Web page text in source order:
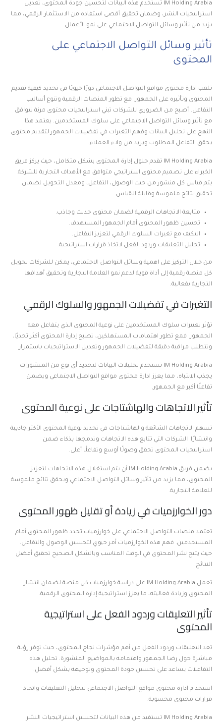
IM Holding Arabia تستخدم هذه البيانات لتحسين جودة المحتوى، تعديل
استراتيجيات النشر، وضمان تحقيق أقصى استفادة من الاستثمار الرقمي، مما
يزيد من تأثير وسائل التواصل الاجتماعي على نمو الأعمال.
تأثير وسائل التواصل الاجتماعي على
المحتوى
تلعب ادارة محتوى مواقع التواصل الاجتماعي دورًا حيويًا في تحديد كيفية تقديم
المحتوى وتأثيره على الجمهور. مع تطور المنصات الرقمية وتنوع أساليب
التفاعل، أصبح من الضروري للشركات تبني استراتيجيات محتوى مرنة تتوافق
مع تأثير وسائل التواصل الاجتماعي على سلوك المستخدمين. يعتمد هذا
النهج على تحليل البيانات وفهم التغيرات في تفضيلات الجمهور لتقديم محتوى
يحقق التفاعل المطلوب ويزيد من ولاء العملاء.
IM Holding Arabia تقدم حلول إدارة المحتوى بشكل متكامل، حيث يركز فريق
الخبراء على تصميم محتوى استراتيجي متوافق مع الأهداف التجارية للشركة.
يتم قياس كل منشور من حيث الوصول، التفاعل، ومعدل التحويل لضمان
تحقيق نتائج ملموسة وقابلة للقياس.
متابعة الاتجاهات الرقمية لضمان محتوى حديث وجاذب.
تحسين ظهور المحتوى أمام الجمهور المستهدف.
التكيف مع تغيرات السلوك الرقمي لتعزيز التفاعل.
تحليل التعليقات وردود الفعل لاتخاذ قرارات استراتيجية.
من خلال التركيز على اهمية وسائل التواصل الاجتماعي، يمكن للشركات تحويل
كل منصة رقمية إلى أداة قوية لدعم نمو العلامة التجارية وتحقيق أهدافها
التجارية بفعالية.
التغيرات في تفضيلات الجمهور والسلوك الرقمي
تؤثر تغييرات سلوك المستخدمين على نوعية المحتوى الذي يتفاعل معه
الجمهور. فمع تطور اهتمامات المستهلكين، تصبح إدارة المحتوى أكثر تحديًا،
وتتطلب مراقبة دقيقة لتفضيلات الجمهور وتعديل الاستراتيجيات باستمرار.
IM Holding Arabia تستخدم تحليلات البيانات لتحديد أي نوع من المنشورات
يجذب الانتباه، مما يعزز ادارة محتوى مواقع التواصل الاجتماعي ويضمن
تفاعلًا أكبر مع الجمهور.
تأثير الاتجاهات والهاشتاجات على نوعية المحتوى
تسهم الاتجاهات الشائعة والهاشتاجات في تحديد نوعية المحتوى الأكثر جاذبية
وانتشارًا. الشركات التي تتابع هذه الاتجاهات وتدمجها بذكاء ضمن
استراتيجيات المحتوى تحقق وصولًا أوسع وتفاعلًا أعلى.
يضمن فريق IM Holding Arabia أن يتم استغلال هذه الاتجاهات لتعزيز
المحتوى، مما يزيد من تأثير وسائل التواصل الاجتماعي ويحقق نتائج ملموسة
للعلامة التجارية.
دور الخوارزميات في زيادة أو تقليل ظهور المحتوى
تعتمد منصات التواصل الاجتماعي على خوارزميات تحدد ظهور المحتوى أمام
المستخدمين. فهم هذه الخوارزميات أمر حيوي لتحسين الوصول والتفاعل،
حيث يتيح نشر المحتوى في الوقت المناسب وبالشكل الصحيح تحقيق أفضل
النتائج.
تعمل IM Holding Arabia على دراسة خوارزميات كل منصة لضمان انتشار
المحتوى وزيادة فعاليته، ما يعزز استراتيجية إدارة المحتوى الرقمية.
تأثير التعليقات وردود الفعل على استراتيجية
المحتوى
تعد التعليقات وردود الفعل من أهم مؤشرات نجاح المحتوى، حيث توفر رؤية
مباشرة حول رضا الجمهور واهتمامه بالمواضيع المنشورة. تحليل هذه
التفاعلات يساعد على تحسين جودة المحتوى وتوجيهه بشكل أفضل.
استخدام ادارة محتوى مواقع التواصل الاجتماعي لتحليل التعليقات واتخاذ
قرارات محتوى محسوبة.
IM Holding Arabia تستفيد من هذه البيانات لتحسين استراتيجيات النشر